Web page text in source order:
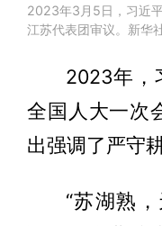
2023年3月5日，习近
江苏代表团审议。新华
2023年，
全国人大一次
出强调了严守
“苏湖熟